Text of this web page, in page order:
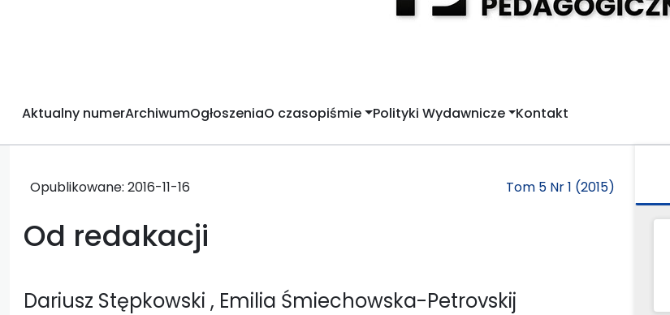
Aktualny numerArchiwumOgłoszeniaO czasopiśmie Polityki Wydawnicze Kontakt
Opublikowane: 2016-11-16 Tom 5 Nr 1 (2015)
Od redakacji
Dariusz Stępkowski , Emilia Śmiechowska-Petrovskij